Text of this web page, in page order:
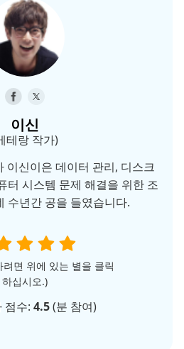
이신
테랑 작가)
이신이은 데이터 관리, 디스크
터 시스템 문제 해결을 위한 조
수년간 공을 들였습니다.
면 위에 있는 별을 클릭
하십시오.)
점수: 4.5(분 참여)